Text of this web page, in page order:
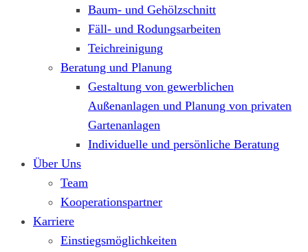
Baum- und Gehölzschnitt
Fäll- und Rodungsarbeiten
Teichreinigung
Beratung und Planung
Gestaltung von gewerblichen
Außenanlagen und Planung von privaten
Gartenanlagen
Individuelle und persönliche Beratung
Über Uns
Team
Kooperationspartner
Karriere
Einstiegsmöglichkeiten